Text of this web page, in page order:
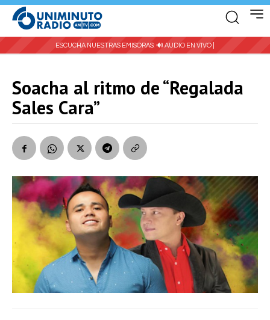
ESCUCHA NUESTRAS EMISORAS: 🔊 AUDIO EN VIVO |
Soacha al ritmo de “Regalada
Sales Cara”